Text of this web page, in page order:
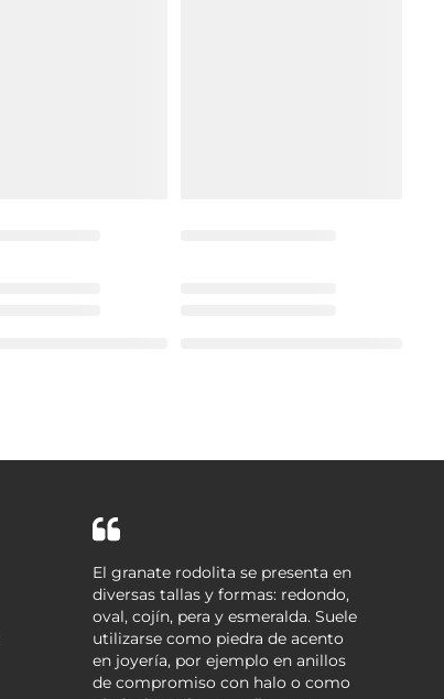
El granate rodolita se presenta en
diversas tallas y formas: redondo,
oval, cojín, pera y esmeralda. Suele
utilizarse como piedra de acento
en joyería, por ejemplo en anillos
de compromiso con halo o como